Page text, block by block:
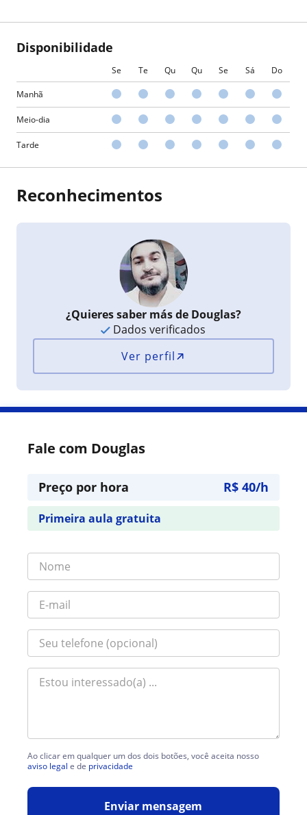
Disponibilidade
Se Te Qu Qu Se Sá Do
Manhã
Meio-dia
Tarde
Reconhecimentos
¿Quieres saber más de Douglas?
Dados verificados
Ver perfil
Fale com Douglas
Preço por hora R$ 40/h
Primeira aula gratuita
Ao clicar em qualquer um dos dois botões, você aceita nosso
aviso legal e de privacidade
Enviar mensagem